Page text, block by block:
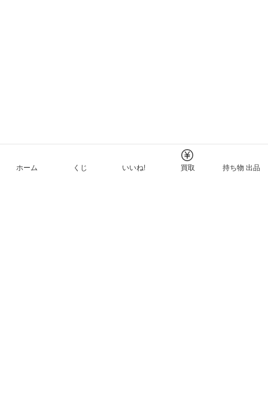
ホーム くじ いいね! 買取 持ち物 出品